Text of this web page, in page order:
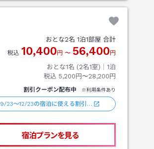
おとな2名 1泊1部屋 合計
税込 10,400 円 〜 56,400 円
おとな1名 (2名1室)｜ 1泊
税込 5,200円〜28,200円
割引クーポン配布中 ※利用条件あり
9/23～12/23の宿泊に使える割引…
宿泊プランを見る